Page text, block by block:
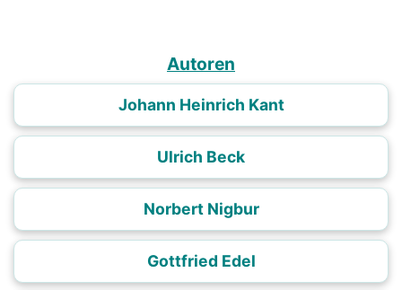
Autoren
Johann Heinrich Kant
Ulrich Beck
Norbert Nigbur
Gottfried Edel